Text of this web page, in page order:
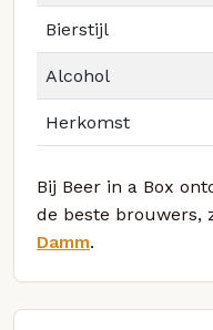
Bierstijl
Alcohol
Herkomst
Bij Beer in a Box
de beste brouwers,
Damm.